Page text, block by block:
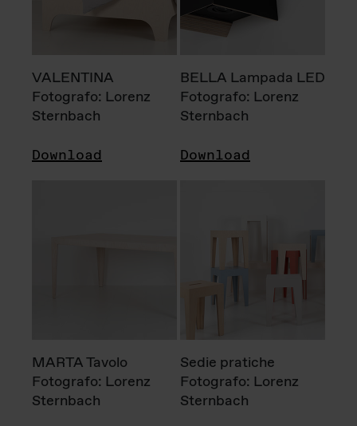
VALENTINA
Fotografo: Lorenz
Sternbach
Download
BELLA Lampada LED
Fotografo: Lorenz
Sternbach
Download
MARTA Tavolo
Fotografo: Lorenz
Sternbach
Sedie pratiche
Fotografo: Lorenz
Sternbach